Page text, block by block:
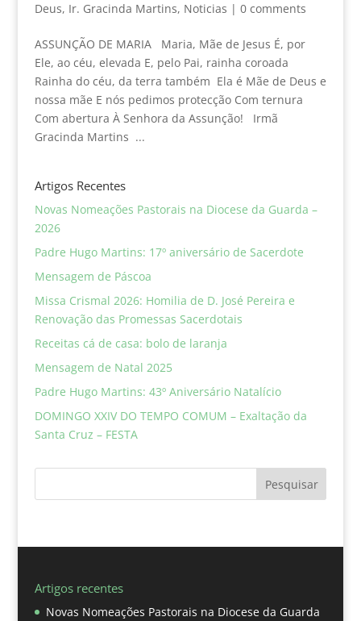
Deus, Ir. Gracinda Martins, Noticias | 0 comments
ASSUNÇÃO DE MARIA Maria, Mãe de Jesus É, por
Ele, ao céu, elevada E, pelo Pai, rainha coroada
Rainha do céu, da terra também Ela é Mãe de Deus e
nossa mãe E nós pedimos protecção Com ternura
Com abertura À Senhora da Assunção! Irmã
Gracinda Martins ...
Artigos Recentes
Novas Nomeações Pastorais na Diocese da Guarda –
2026
Padre Hugo Martins: 17º aniversário de Sacerdote
Mensagem de Páscoa
Missa Crismal 2026: Homilia de D. José Pereira e
Renovação das Promessas Sacerdotais
Receitas cá de casa: bolo de laranja
Mensagem de Natal 2025
Padre Hugo Martins: 43º Aniversário Natalício
DOMINGO XXIV DO TEMPO COMUM – Exaltação da
Santa Cruz – FESTA
Pesquisar
Artigos recentes
Novas Nomeações Pastorais na Diocese da Guarda